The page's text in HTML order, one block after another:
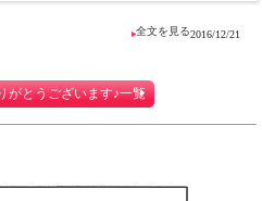
2016/12/21
がとうございます♪一覧